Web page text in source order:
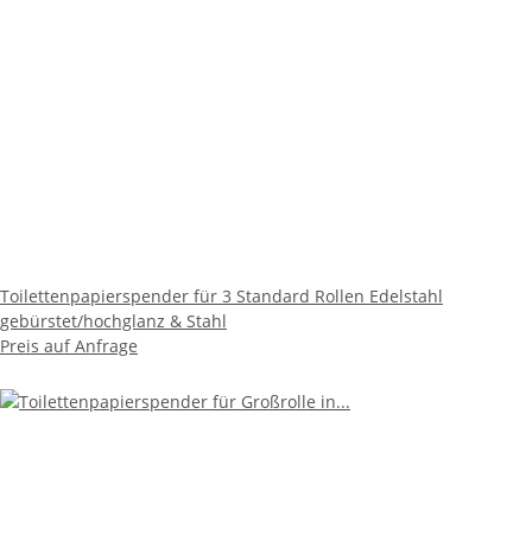
Toilettenpapierspender für 3 Standard Rollen Edelstahl
gebürstet/hochglanz & Stahl
Preis auf Anfrage